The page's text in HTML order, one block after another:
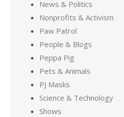
News & Politics
Nonprofits & Activism
Paw Patrol
People & Blogs
Peppa Pig
Pets & Animals
PJ Masks
Science & Technology
Shows